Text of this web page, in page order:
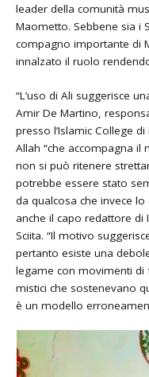
leader della comunità
Maometto. Sebbene sia i
compagno importante di
innalzato il ruolo
“L’uso di Ali suggerisce
Amir De Martino,
presso l’Islamic College
Allah “che accompagna il
non si può ritenere
potrebbe essere stato
da qualcosa che invece
anche il capo redattore di
Sciita. “Il motivo
pertanto esiste una
legame con movimenti
mistici che sostenevano
è un modello